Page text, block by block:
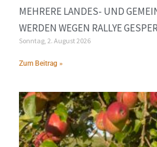
MEHRERE LANDES- UND
ERDEN WEGEN RALLYE
Sonntag, 2. August 2026
Zum Beitrag »